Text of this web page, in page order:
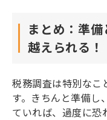
まとめ：準
越えられる！
税務調査は特別なこ
す。きちんと準備し
ていれば、過度に恐